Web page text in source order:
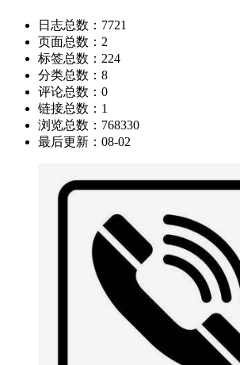
日志总数： 7721
页面总数： 2
标签总数： 224
分类总数： 8
评论总数： 0
链接总数： 1
浏览总数： 768330
最后更新： 08-02